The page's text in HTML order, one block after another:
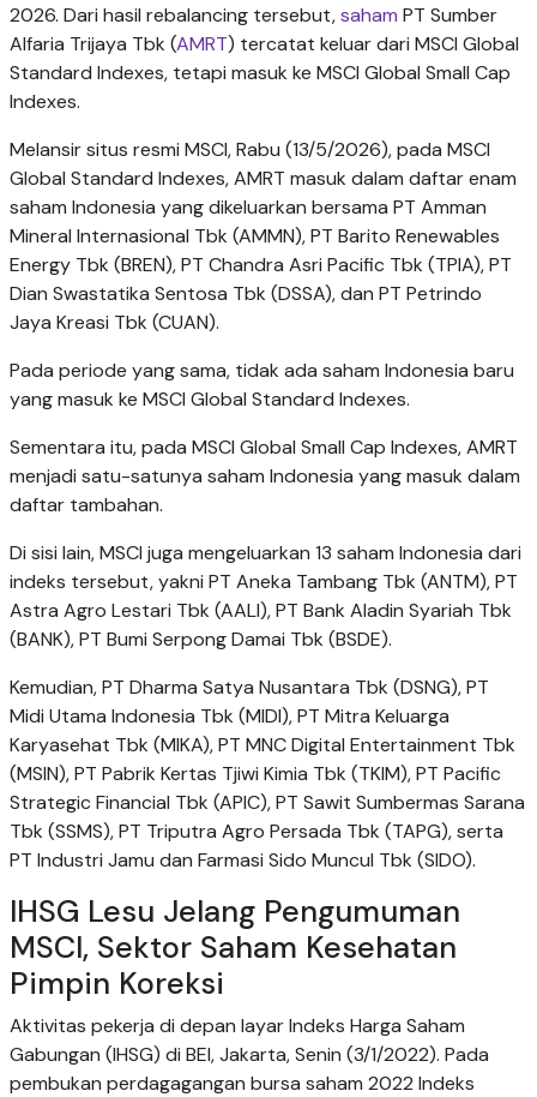
2026. Dari hasil rebalancing tersebut,saham PT Sumber
Alfaria Trijaya Tbk (AMRT) tercatat keluar dari MSCI Global
Standard Indexes, tetapi masuk ke MSCI Global Small Cap
Indexes.
Melansir situs resmi MSCI, Rabu (13/5/2026), pada MSCI
Global Standard Indexes, AMRT masuk dalam daftar enam
saham Indonesia yang dikeluarkan bersama PT Amman
Mineral Internasional Tbk (AMMN), PT Barito Renewables
Energy Tbk (BREN), PT Chandra Asri Pacific Tbk (TPIA), PT
Dian Swastatika Sentosa Tbk (DSSA), dan PT Petrindo
Jaya Kreasi Tbk (CUAN).
Pada periode yang sama, tidak ada saham Indonesia baru
yang masuk ke MSCI Global Standard Indexes.
Sementara itu, pada MSCI Global Small Cap Indexes, AMRT
menjadi satu-satunya saham Indonesia yang masuk dalam
daftar tambahan.
Di sisi lain, MSCI juga mengeluarkan 13 saham Indonesia dari
indeks tersebut, yakni PT Aneka Tambang Tbk (ANTM), PT
Astra Agro Lestari Tbk (AALI), PT Bank Aladin Syariah Tbk
(BANK), PT Bumi Serpong Damai Tbk (BSDE).
Kemudian, PT Dharma Satya Nusantara Tbk (DSNG), PT
Midi Utama Indonesia Tbk (MIDI), PT Mitra Keluarga
Karyasehat Tbk (MIKA), PT MNC Digital Entertainment Tbk
(MSIN), PT Pabrik Kertas Tjiwi Kimia Tbk (TKIM), PT Pacific
Strategic Financial Tbk (APIC), PT Sawit Sumbermas Sarana
Tbk (SSMS), PT Triputra Agro Persada Tbk (TAPG), serta
PT Industri Jamu dan Farmasi Sido Muncul Tbk (SIDO).
IHSG Lesu Jelang Pengumuman
MSCI, Sektor Saham Kesehatan
Pimpin Koreksi
Aktivitas pekerja di depan layar Indeks Harga Saham
Gabungan (IHSG) di BEI, Jakarta, Senin (3/1/2022). Pada
pembukan perdagagangan bursa saham 2022 Indeks